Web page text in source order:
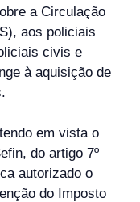
a Circulação
aos policiais
civis e
à aquisição de
em vista o
do artigo 7º
autorizado o
do Imposto